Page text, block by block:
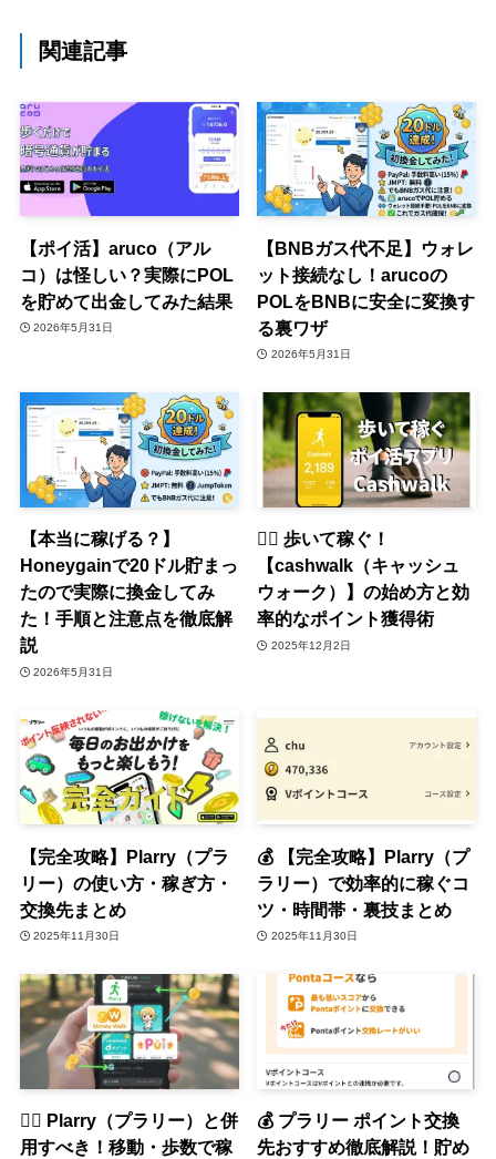
関連記事
【ポイ活】aruco（アル
コ）は怪しい？実際にPOL
を貯めて出金してみた結果
2026年5月31日
【BNBガス代不足】ウォレ
ット接続なし！arucoの
POLをBNBに安全に変換す
る裏ワザ
2026年5月31日
【本当に稼げる？】
Honeygainで20ドル貯まっ
たので実際に換金してみ
た！手順と注意点を徹底解
説
2026年5月31日
🚶‍♀️ 歩いて稼ぐ！
【cashwalk（キャッシュ
ウォーク）】の始め方と効
率的なポイント獲得術
2025年12月2日
【完全攻略】Plarry（プラ
リー）の使い方・稼ぎ方・
交換先まとめ
2025年11月30日
💰 【完全攻略】Plarry（プ
ラリー）で効率的に稼ぐコ
ツ・時間帯・裏技まとめ
2025年11月30日
🏃‍♀️ Plarry（プラリー）と併
用すべき！移動・歩数で稼
💰 プラリー ポイント交換
先おすすめ徹底解説！貯め